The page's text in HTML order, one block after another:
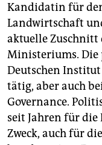
Kandidatin für
Landwirtschaft
aktuelle Zuschnitt
Ministeriums. Die
Deutschen
tätig, aber auch
Governance.
seit Jahren für die
Zweck, auch für